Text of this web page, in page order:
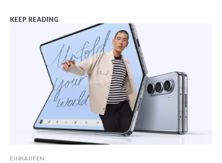
KEEP READING
EINKAUFEN